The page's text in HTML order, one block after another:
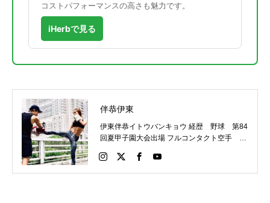
コストパフォーマンスの高さも魅力です。
iHerbで見る
伴恭伊東
伊東伴恭イトウバンキョウ 経歴 野球 第84
回夏甲子園大会出場 フルコンタクト空手 日
パーライト級新人王 FOKウェルター級王者
WMCライト級日本王者 トレーニング依頼は